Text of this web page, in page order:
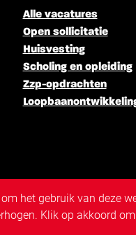
Alle vacatures
Open sollicitatie
Huisvesting
Scholing en opleiding
Zzp-opdrachten
het gebruik van deze
Klik op akkoord